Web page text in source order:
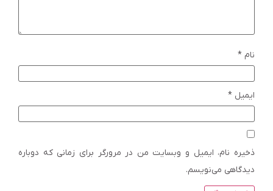
نام *
ایمیل *
ذخیره نام، ایمیل و وبسایت من در مرورگر برای زمانی که دوباره
دیدگاهی می‌نویسم.